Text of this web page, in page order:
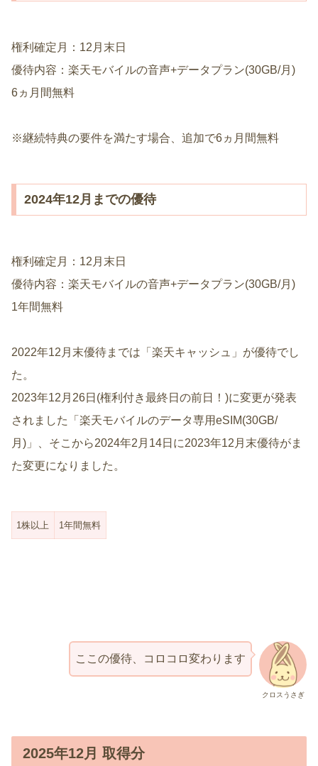
権利確定月：12月末日
優待内容：楽天モバイルの音声+データプラン(30GB/月)
6ヵ月間無料
※継続特典の要件を満たす場合、追加で6ヵ月間無料
2024年12月までの優待
権利確定月：12月末日
優待内容：楽天モバイルの音声+データプラン(30GB/月)
1年間無料
2022年12月末優待までは「楽天キャッシュ」が優待でし
た。
2023年12月26日(権利付き最終日の前日！)に変更が発表
されました「楽天モバイルのデータ専用eSIM(30GB/
月)」、そこから2024年2月14日に2023年12月末優待がま
た変更になりました。
1株以上 1年間無料
クロスうさぎ
ここの優待、コロコロ変わります
2025年12月 取得分